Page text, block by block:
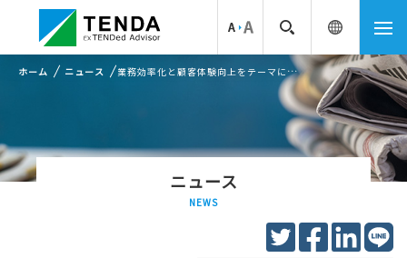
ホーム ニュース 業務効率化と顧客体験向上をテーマにしたオンラインカンファレンスに登壇 ～動画・画像・音声を活用した視覚的マニュアル活用法を徹底解...
ニュース
NEWS